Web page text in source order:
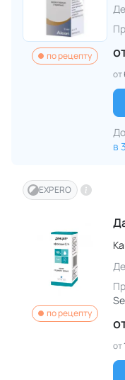
по рецепту
от
в
EXPERO
по рецепту
от